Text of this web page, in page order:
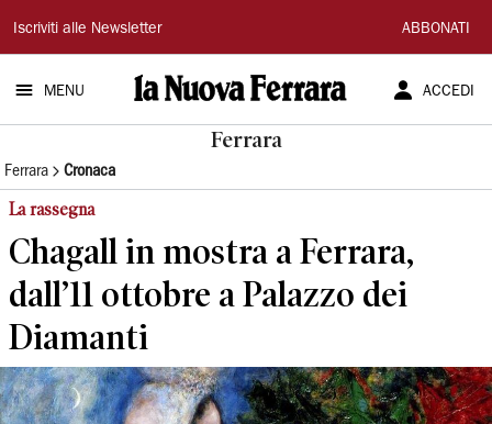
La
Nuova
Ferrara
Iscriviti alle Newsletter ABBONATI
MENU ACCEDI
Ferrara
Ferrara Cronaca
La rassegna
Chagall in mostra a Ferrara,
dall’11 ottobre a Palazzo dei
Diamanti